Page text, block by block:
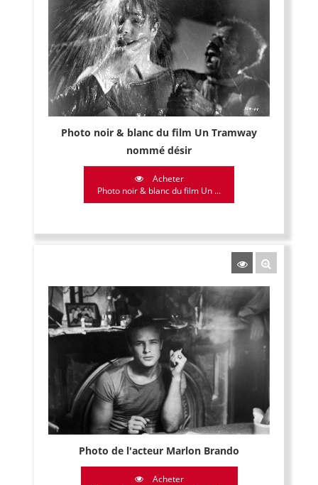
Photo noir & blanc du film Un Tramway
nommé désir
Acheter
Photo noir & blanc du film Un ...
Photo de l'acteur Marlon Brando
Acheter